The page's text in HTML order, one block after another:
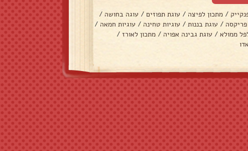
/ מתכון לפיצה / עוגת תפוזים / עוגה בחושה /
פריקסה / עוגת בננות / עוגיות טחינה / עוגיות חמאה /
ממולא / עוגת גבינה אפויה / מתכון לאורז /